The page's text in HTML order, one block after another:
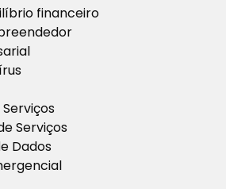
financeiro
Serviços
Dados